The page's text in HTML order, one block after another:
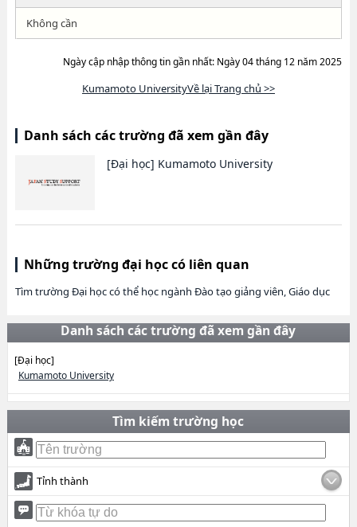
Không cần
Ngày cập nhập thông tin gần nhất: Ngày 04 tháng 12 năm 2025
Kumamoto UniversityVề lại Trang chủ >>
Danh sách các trường đã xem gần đây
[Đại học] Kumamoto University
Những trường đại học có liên quan
Tìm trường Đại học có thể học ngành Đào tạo giảng viên, Giáo dục
Danh sách các trường đã xem gần đây
[Đại học]
Kumamoto University
Tìm kiếm trường học
Tỉnh thành